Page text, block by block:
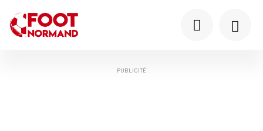
PUBLICITÉ